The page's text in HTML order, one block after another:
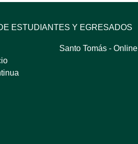
ESTUDIANTES Y EGRESADOS
Santo Tomás - Online